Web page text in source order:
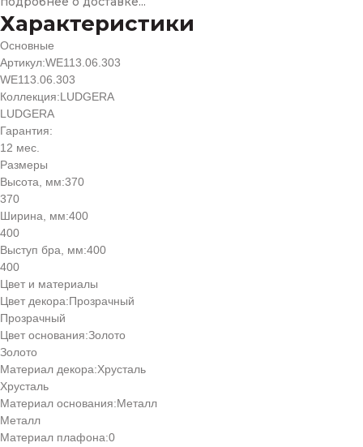
Характеристики
Основные
Артикул:WE113.06.303
WE113.06.303
Коллекция:LUDGERA
LUDGERA
Гарантия:
12 мес.
Размеры
Высота, мм:370
370
Ширина, мм:400
400
Выступ бра, мм:400
400
Цвет и материалы
Цвет декора:Прозрачный
Прозрачный
Цвет основания:Золото
Золото
Материал декора:Хрусталь
Хрусталь
Материал основания:Металл
Металл
Материал плафона:0